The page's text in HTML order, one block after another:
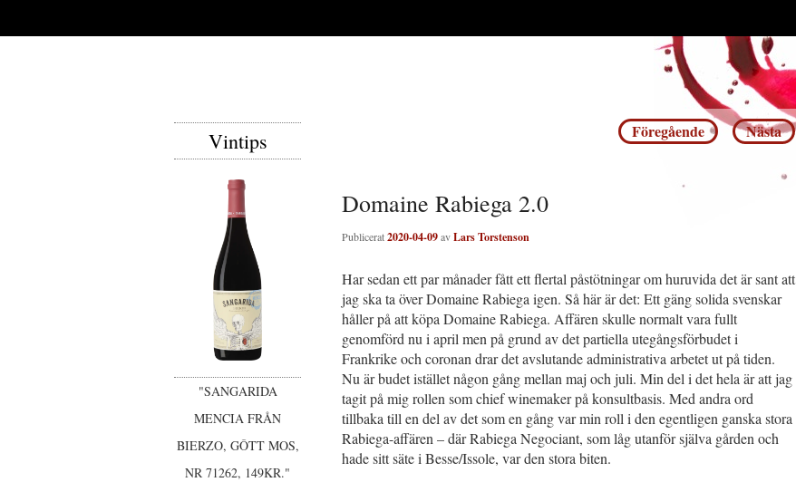
Inläggsnavigering
Föregående Nästa
Domaine Rabiega 2.0
Publicerat2020-04-09avLars Torstenson
Har sedan ett par månader fått ett flertal påstötningar om huruvida det är sant att
jag ska ta över Domaine Rabiega igen. Så här är det: Ett gäng solida svenskar
håller på att köpa Domaine Rabiega. Affären skulle normalt vara fullt
genomförd nu i april men på grund av det partiella utegångsförbudet i
Frankrike och coronan drar det avslutande administrativa arbetet ut på tiden.
Nu är budet istället någon gång mellan maj och juli. Min del i det hela är att jag
tagit på mig rollen som chief winemaker på konsultbasis. Med andra ord
tillbaka till en del av det som en gång var min roll i den egentligen ganska stora
Rabiega-affären – där Rabiega Negociant, som låg utanför själva gården och
hade sitt säte i Besse/Issole, var den stora biten.
Vintips
"SANGARIDA
MENCIA FRÅN
BIERZO, GÔTT MOS,
NR 71262, 149KR."